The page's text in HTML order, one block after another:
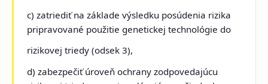
c) zatriediť na základe výsledku posúdenia rizika
pripravované použitie genetickej technológie do
rizikovej triedy (odsek 3),
d) zabezpečiť úroveň ochrany zodpovedajúcu